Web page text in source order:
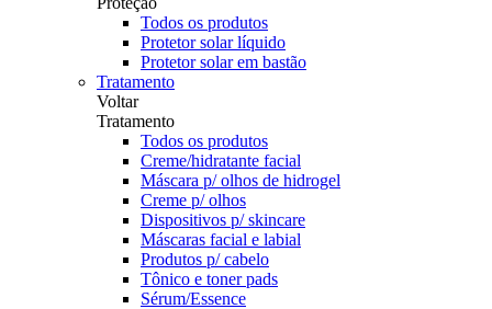
Todos os produtos
Protetor solar líquido
Protetor solar em bastão
Tratamento
Voltar
Tratamento
Todos os produtos
Creme/hidratante facial
Máscara p/ olhos de hidrogel
Creme p/ olhos
Dispositivos p/ skincare
Máscaras facial e labial
Produtos p/ cabelo
Tônico e toner pads
Sérum/Essence